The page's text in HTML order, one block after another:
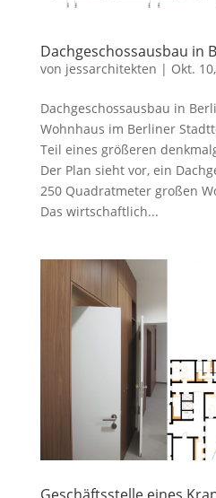
Dachgeschossausbau in
von jessarchitekten | Okt.
Dachgeschossausbau in
Wohnhaus im Berliner
Teil eines größeren
Der Plan sieht vor, ein
250 Quadratmeter großen
Das wirtschaftlich...